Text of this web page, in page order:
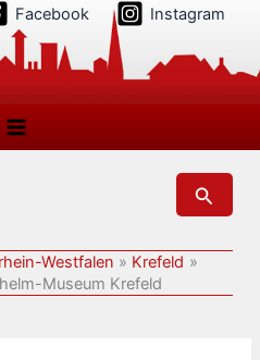
Facebook Instagram
Suchen
Westfalen
Krefeld
Museum Krefeld